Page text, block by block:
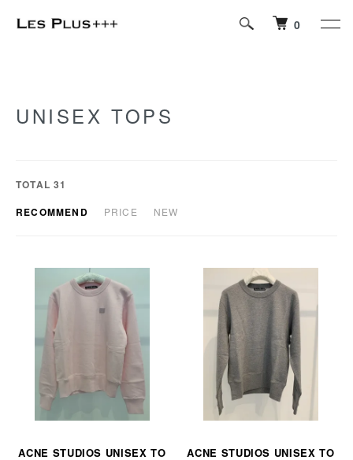
0
UNISEX TOPS
TOTAL 31
RECOMMEND
PRICE NEW
ACNE STUDIOS UNISEX TO
ACNE STUDIOS UNISEX TO